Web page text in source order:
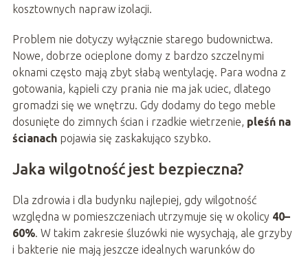
kosztownych napraw izolacji.
Problem nie dotyczy wyłącznie starego budownictwa.
Nowe, dobrze ocieplone domy z bardzo szczelnymi
oknami często mają zbyt słabą wentylację. Para wodna z
gotowania, kąpieli czy prania nie ma jak uciec, dlatego
gromadzi się we wnętrzu. Gdy dodamy do tego meble
dosunięte do zimnych ścian i rzadkie wietrzenie, pleśń na
ścianachpojawia się zaskakująco szybko.
Jaka wilgotność jest bezpieczna?
Dla zdrowia i dla budynku najlepiej, gdy wilgotność
względna w pomieszczeniach utrzymuje się w okolicy 40–
60%. W takim zakresie śluzówki nie wysychają, ale grzyby
i bakterie nie mają jeszcze idealnych warunków do